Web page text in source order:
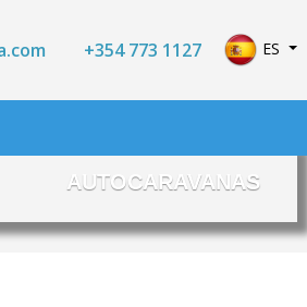
+354 773 1127 ES
AUTOCARAVANAS